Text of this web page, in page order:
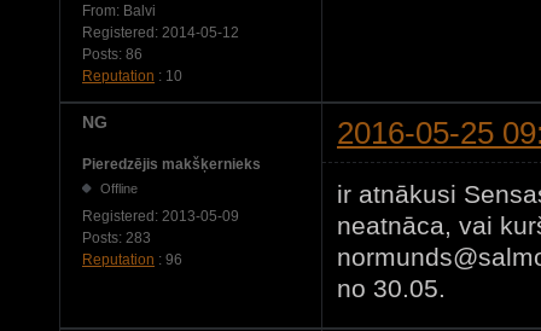
From: Balvi
Registered: 2014-05-12
Posts: 86
Reputation : 10
NG 2016-05-25
Pieredzējis makšķernieks
Offline
Registered: 2013-05-09
Posts: 283
Reputation : 96
ir atnākusi
neatnāca, vai
no 30.05.